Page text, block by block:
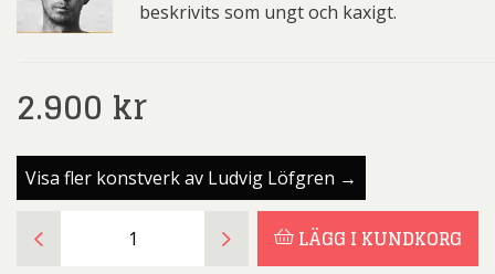
beskrivits som ungt och kaxigt.
2.900 kr
Visa fler konstverk av Ludvig Löfgren →
Löfgren
LÄGG I KUNDKORG